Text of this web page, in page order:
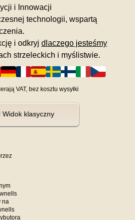
i Innowacji
technologii, wspartą
i odkryj dlaczego jesteśmy
strzeleckich i myślistwie.
VAT, bez kosztu wysyłki
Widok klasyczny
na